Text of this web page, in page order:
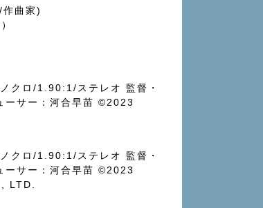
曲家)
クロ/1.90:1/ステレオ 監督・
ーサー：河合早苗 ©︎2023
クロ/1.90:1/ステレオ 監督・
ーサー：河合早苗 ©︎2023
LTD.